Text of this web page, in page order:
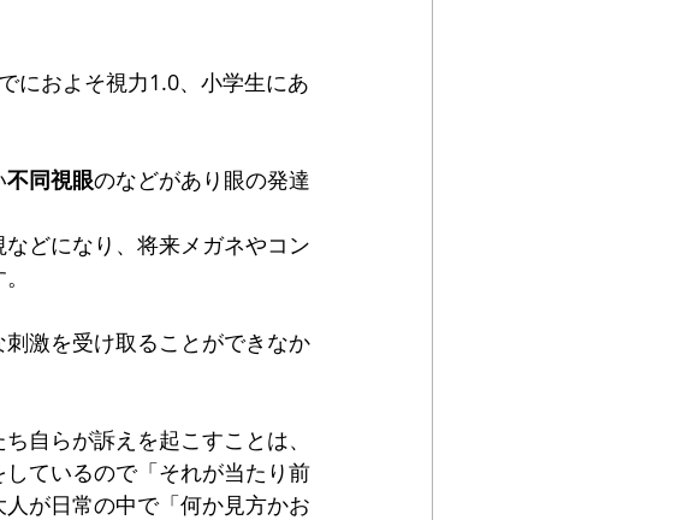
におよそ視力1.0、小学生にあ
不同視眼のなどがあり眼の発達
どになり、将来メガネやコン
激を受け取ることができなか
自らが訴えを起こすことは、
ているので「それが当たり前
が日常の中で「何か見方かお